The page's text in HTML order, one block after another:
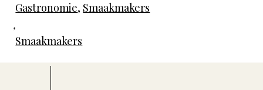
Gastronomie, Smaakmakers
,
Smaakmakers